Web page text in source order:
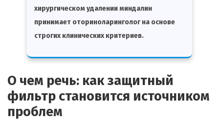
хирургическом удалении миндалин
принимает оториноларинголог на основе
строгих клинических критериев.
О чем речь: как защитный
фильтр становится источником
проблем